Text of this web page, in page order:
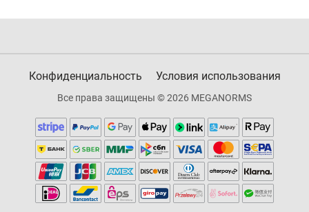
Конфиденциальность Условия использования
Все права защищены © 2026 MEGANORMS